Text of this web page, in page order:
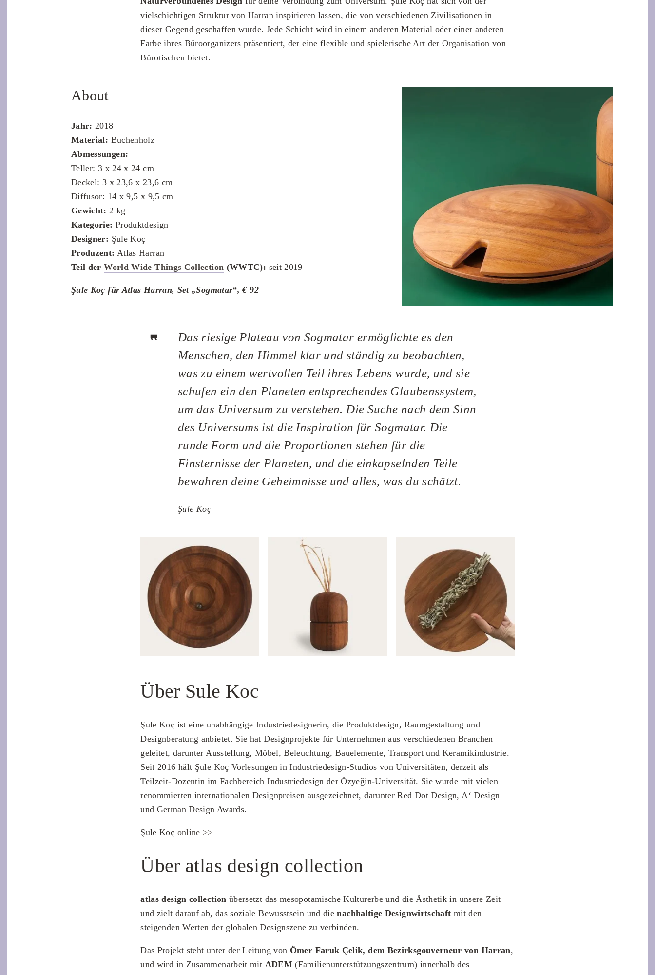
vielschichtigen Struktur von Harran inspirieren lassen, die von verschiedenen Zivilisationen in
dieser Gegend geschaffen wurde. Jede Schicht wird in einem anderen Material oder einer anderen
Farbe ihres Büroorganizers präsentiert, der eine flexible und spielerische Art der Organisation von
Bürotischen bietet.
About
Jahr: 2018
Material: Buchenholz
Abmessungen:
Teller: 3 x 24 x 24 cm
Deckel: 3 x 23,6 x 23,6 cm
Diffusor: 14 x 9,5 x 9,5 cm
Gewicht: 2 kg
Kategorie: Produktdesign
Designer: Şule Koç
Produzent: Atlas Harran
Teil derWorld Wide Things Collection (WWTC): seit 2019
Şule Koç für Atlas Harran, Set „Sogmatar“, € 92
Das riesige Plateau von Sogmatar ermöglichte es den
Menschen, den Himmel klar und ständig zu beobachten,
was zu einem wertvollen Teil ihres Lebens wurde, und sie
schufen ein den Planeten entsprechendes Glaubenssystem,
um das Universum zu verstehen. Die Suche nach dem Sinn
des Universums ist die Inspiration für Sogmatar. Die
runde Form und die Proportionen stehen für die
Finsternisse der Planeten, und die einkapselnden Teile
bewahren deine Geheimnisse und alles, was du schätzt.
Şule Koç
Über Sule Koc
Şule Koç ist eine unabhängige Industriedesignerin, die Produktdesign, Raumgestaltung und
Designberatung anbietet. Sie hat Designprojekte für Unternehmen aus verschiedenen Branchen
geleitet, darunter Ausstellung, Möbel, Beleuchtung, Bauelemente, Transport und Keramikindustrie.
Seit 2016 hält Şule Koç Vorlesungen in Industriedesign-Studios von Universitäten, derzeit als
Teilzeit-Dozentin im Fachbereich Industriedesign der Özyeğin-Universität. Sie wurde mit vielen
renommierten internationalen Designpreisen ausgezeichnet, darunter Red Dot Design, A‘ Design
und German Design Awards.
Şule Koç online >>
Über atlas design collection
atlas design collection übersetzt das mesopotamische Kulturerbe und die Ästhetik in unsere Zeit
und zielt darauf ab, das soziale Bewusstsein und dienachhaltige Designwirtschaft mit den
steigenden Werten der globalen Designszene zu verbinden.
Das Projekt steht unter der Leitung von Ömer Faruk Çelik, dem Bezirksgouverneur von Harran,
und wird in Zusammenarbeit mit ADEM(Familienunterstützungszentrum) innerhalb des